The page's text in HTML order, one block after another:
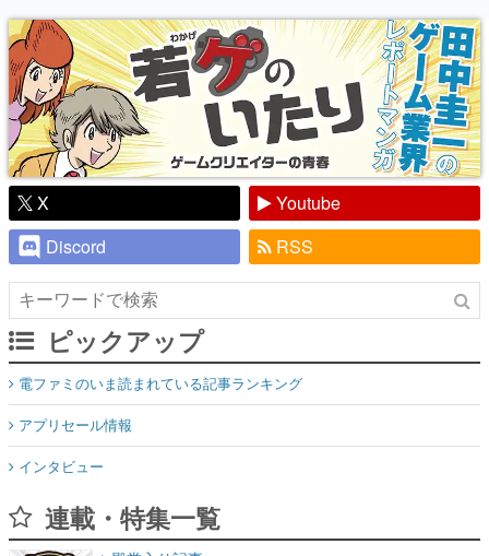
X
Youtube
Discord
RSS
ピックアップ
電ファミのいま読まれている記事ランキング
アプリセール情報
インタビュー
連載・特集一覧
くの人々に読まれた、電ファミ渾身の“殿堂入り”記事をまとめま
した。